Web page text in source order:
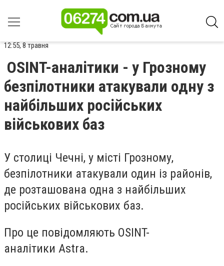
12:55, 8 травня
OSINT-аналітики - у Грозному
безпілотники атакували одну з
найбільших російських
військових баз
У столиці Чечні, у місті Грозному,
безпілотники атакували один із районів,
де розташована одна з найбільших
російських військових баз.
Про це повідомляють OSINT-
аналітики Astra.